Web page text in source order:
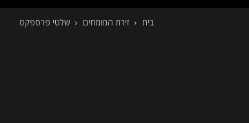
בית זירת המומחים שלטי פרספקס